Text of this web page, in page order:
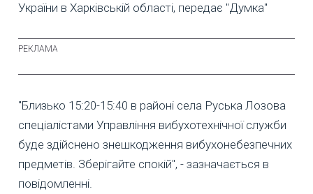
України в Харківській області, передає "Думка"
"Близько 15:20-15:40 в районі села Руська Лозова
спеціалістами Управління вибухотехнічної служби
буде здійснено знешкодження вибухонебезпечних
предметів. Зберігайте спокій", - зазначається в
повідомленні.